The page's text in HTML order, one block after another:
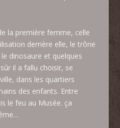
la première femme, celle
derrière elle, le trône
dinosaure et quelques
il a fallu choisir, se
dans les quartiers
des enfants. Entre
le feu au Musée. ça